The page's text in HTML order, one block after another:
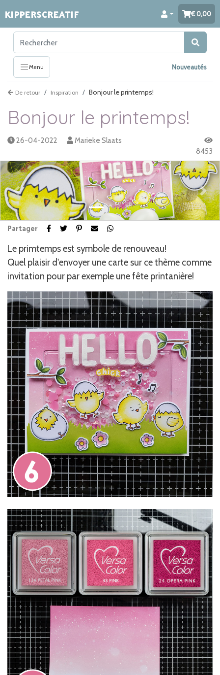
KIPPERSCREATIF 0,00
Menu Nouveautés
De retour Inspiration Bonjour le printemps!
Bonjour le printemps!
26-04-2022
Marieke Slaats
8453
Partager
Le primtemps est symbole de renouveau!
Quel plaisir d'envoyer une carte sur ce thème comme
invitation pour par exemple une fête printanière!